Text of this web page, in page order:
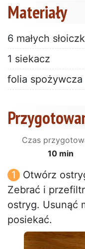
Materiały
6 małych
1 siekacz
folia spożywcza
Czas
10 min
Otwórz
Zebrać i
ostryg. Usunąć
posiekać.